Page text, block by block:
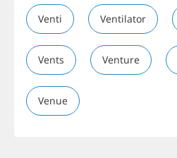
Venti Ventilator
Vents Venture
Venue